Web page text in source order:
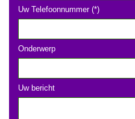
Uw Telefoonnummer (*)
Onderwerp
Uw bericht